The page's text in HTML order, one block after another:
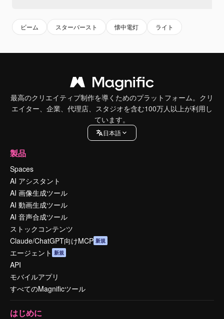
ビーム スターバースト 懐中電灯 ライト
最高のクリエイティブ制作を導くためのプラットフォーム。クリ
エイター、企業、代理店、スタジオを含む100万人以上が利用し
ています。
日本語
製品
Spaces
AI アシスタント
AI 画像生成ツール
AI 動画生成ツール
AI 音声合成ツール
ストックコンテンツ
Claude/ChatGPT向けMCP 新規
エージェント 新規
API
モバイルアプリ
すべてのMagnificツール
はじめに